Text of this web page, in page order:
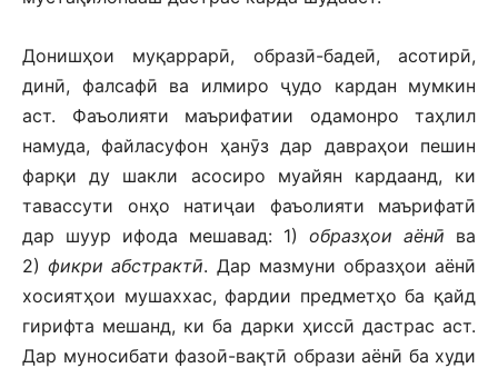
Донишҳои муқаррарӣ, образӣ-бадеӣ, асотирӣ,
динӣ, фалсафӣ ва илмиро ҷудо кардан мумкин
аст. Фаъолияти маърифатии одамонро таҳлил
намуда, файласуфон ҳанӯз дар давраҳои пешин
фарқи ду шакли асосиро муайян кардаанд, ки
тавассути онҳо натиҷаи фаъолияти маърифатӣ
дар шуур ифода мешавад: 1) образҳои аёнӣ ва
2)фикри абстрактӣ. Дар мазмуни образҳои аёнӣ
хосиятҳои мушаххас, фардии предметҳо ба қайд
гирифта мешанд, ки ба дарки ҳиссӣ дастрас аст.
Дар муносибати фазоӣ-вақтӣ образи аёнӣ ба худи